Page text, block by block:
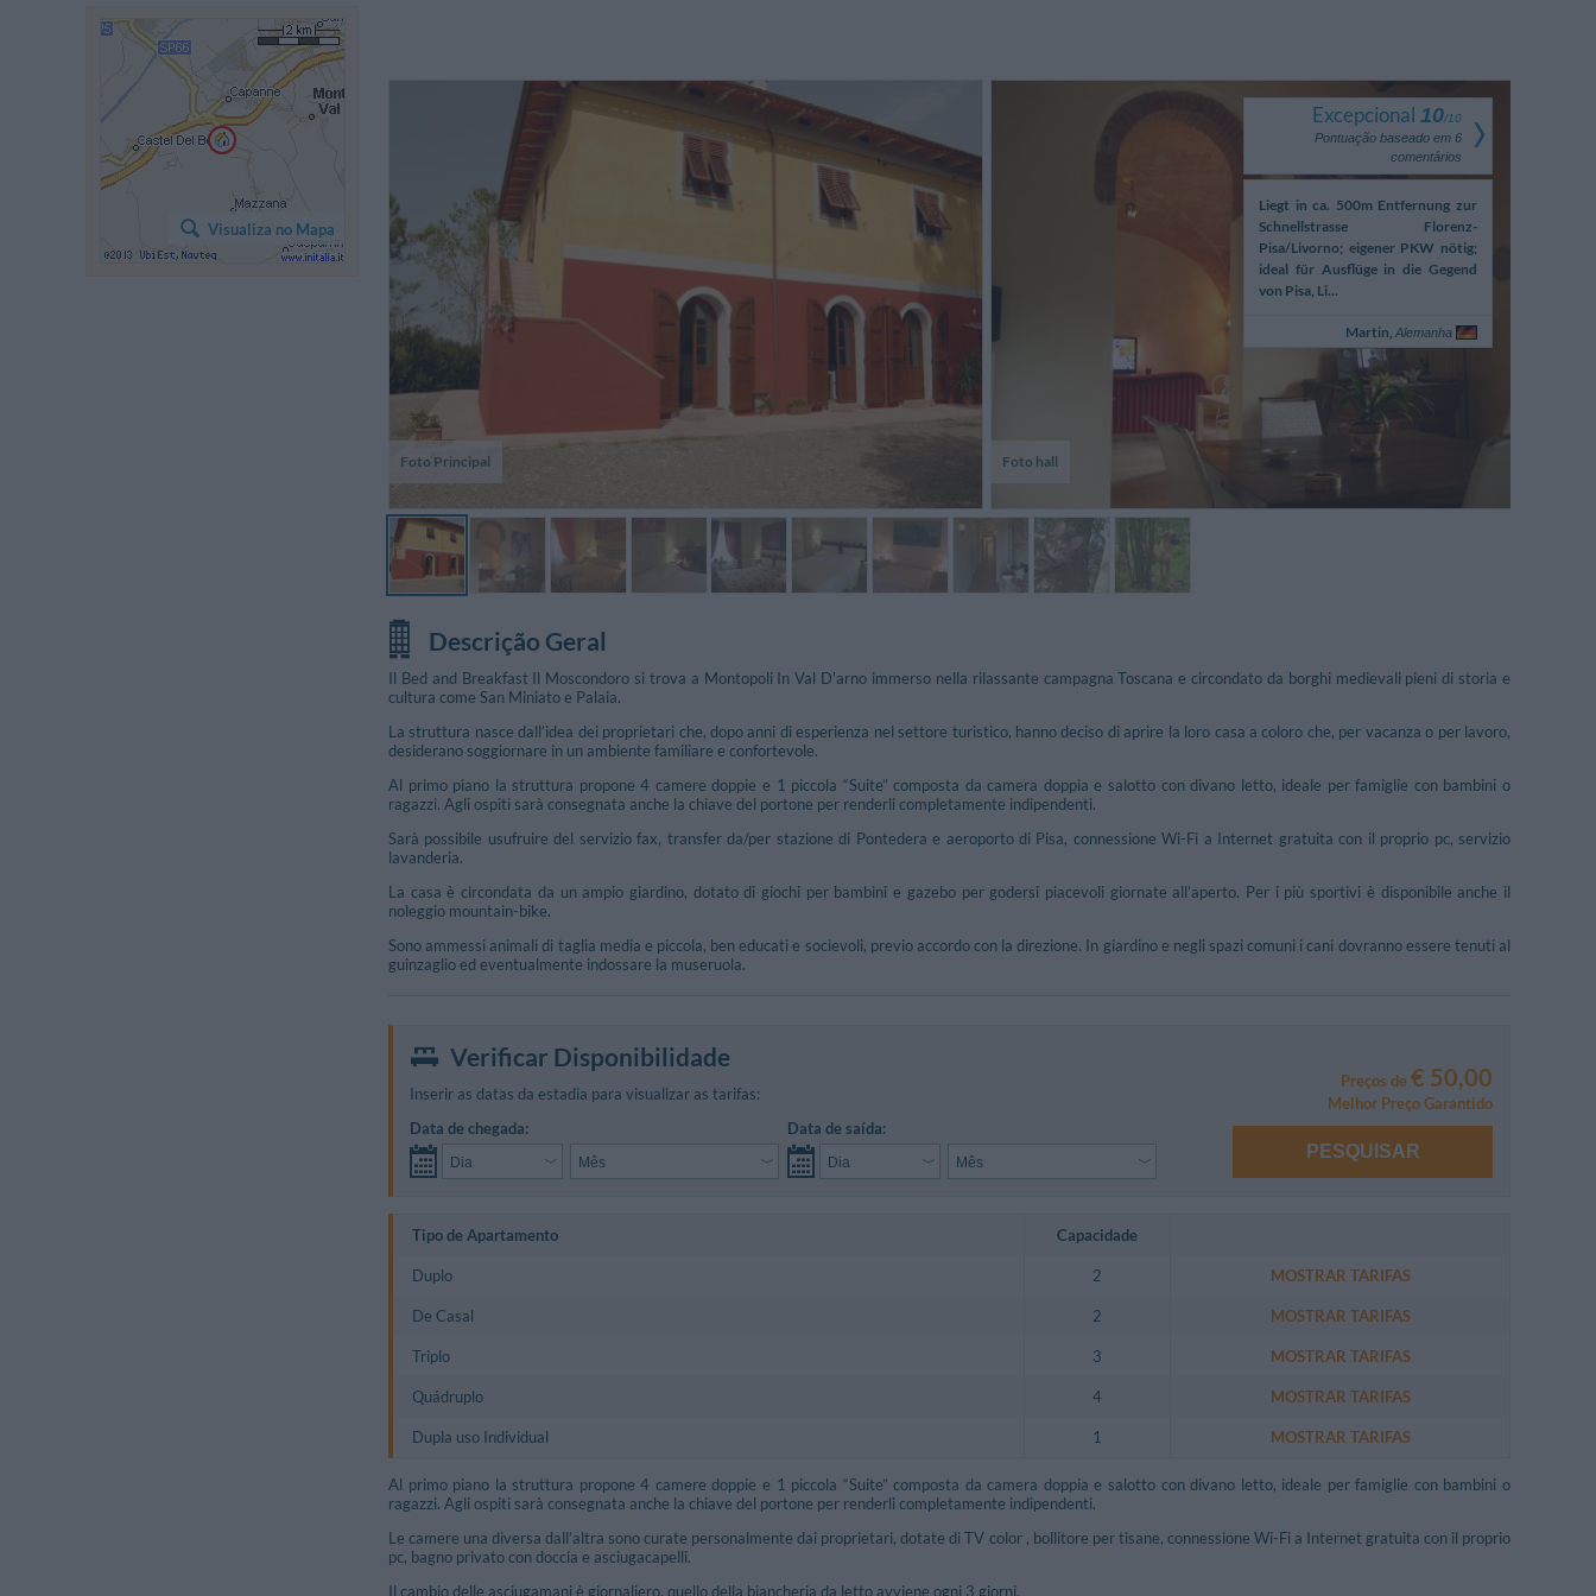
Foto Principal Foto hall
Excepcional 10/10
Pontuação baseado em 6
comentários
Liegt in ca. 500m Entfernung zur
Schnellstrasse Florenz-
Pisa/Livorno; eigener PKW nötig;
ideal für Ausflüge in die Gegend
Accoglienza calorosa e clima
familiare. Ottima colazione con
Nous avons passé quatre jours
Liegt in ca. 500m Entfernung zur
Schnellstrasse Florenz-
Pisa/Livorno; eigener PKW nötig;
ideal für Ausflüge in die Gegend
von Pisa, Li...
Martin, Alemanha
Descrição Geral
Il Bed and Breakfast Il Moscondoro si trova a Montopoli In Val D'arno immerso nella rilassante campagna Toscana e circondato da borghi medievali pieni di storia e
cultura come San Miniato e Palaia.
La struttura nasce dall’idea dei proprietari che, dopo anni di esperienza nel settore turistico, hanno deciso di aprire la loro casa a coloro che, per vacanza o per lavoro,
desiderano soggiornare in un ambiente familiare e confortevole.
Al primo piano la struttura propone 4 camere doppie e 1 piccola “Suite” composta da camera doppia e salotto con divano letto, ideale per famiglie con bambini o
ragazzi. Agli ospiti sarà consegnata anche la chiave del portone per renderli completamente indipendenti.
Sarà possibile usufruire del servizio fax, transfer da/per stazione di Pontedera e aeroporto di Pisa, connessione Wi-Fi a Internet gratuita con il proprio pc, servizio
lavanderia.
La casa è circondata da un ampio giardino, dotato di giochi per bambini e gazebo per godersi piacevoli giornate all’aperto. Per i più sportivi è disponibile anche il
noleggio mountain-bike.
Sono ammessi animali di taglia media e piccola, ben educati e socievoli, previo accordo con la direzione. In giardino e negli spazi comuni i cani dovranno essere tenuti al
guinzaglio ed eventualmente indossare la museruola.
Verificar Disponibilidade
Inserir as datas da estadia para visualizar as tarifas:
Data de chegada:
Data de saída:
Preços de€ 50,00
Melhor Preço Garantido
PESQUISAR
Tipo de Apartamento Capacidade
Duplo 2 MOSTRAR TARIFAS
De Casal 2 MOSTRAR TARIFAS
Triplo 3 MOSTRAR TARIFAS
Quádruplo 4 MOSTRAR TARIFAS
Dupla uso Individual 1 MOSTRAR TARIFAS
Al primo piano la struttura propone 4 camere doppie e 1 piccola “Suite” composta da camera doppia e salotto con divano letto, ideale per famiglie con bambini o
ragazzi. Agli ospiti sarà consegnata anche la chiave del portone per renderli completamente indipendenti.
Le camere una diversa dall’altra sono curate personalmente dai proprietari, dotate di TV color , bollitore per tisane, connessione Wi-Fi a Internet gratuita con il proprio
pc, bagno privato con doccia e asciugacapelli.
Il cambio delle asciugamani è giornaliero, quello della biancheria da letto avviene ogni 3 giorni.
Visualiza no Mapa